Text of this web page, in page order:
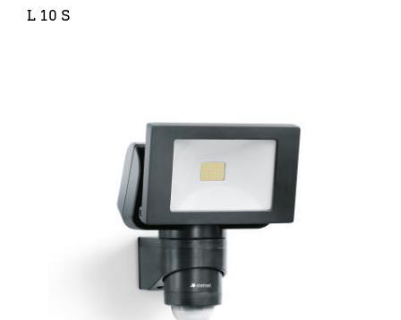
L 10 S